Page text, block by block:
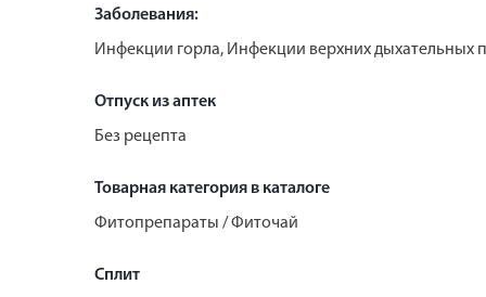
Заболевания:
Инфекции горла, Инфекции верхних дыхательных
Отпуск из аптек
Без рецепта
Товарная категория в каталоге
Фитопрепараты / Фиточай
Сплит